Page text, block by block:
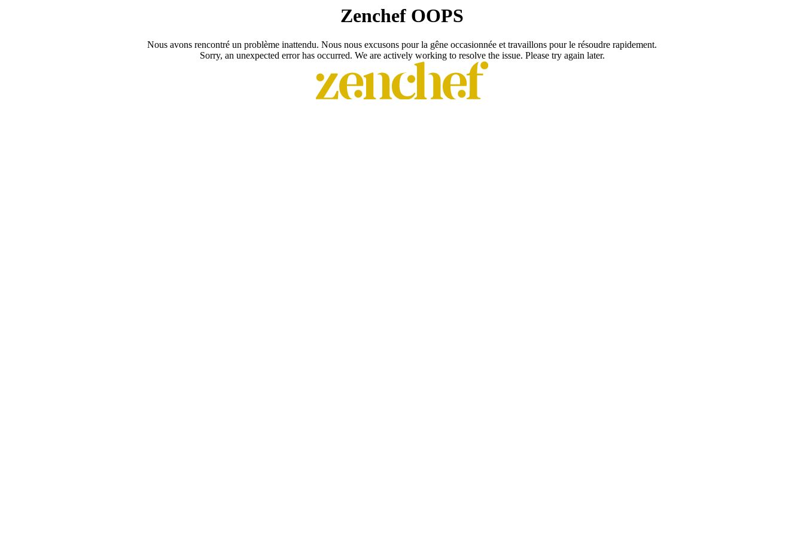
Zenchef OOPS
Nous avons rencontré un problème inattendu. Nous nous excusons pour la gêne occasionnée et travaillons pour le résoudre rapidement.
Sorry, an unexpected error has occurred. We are actively working to resolve the issue. Please try again later.